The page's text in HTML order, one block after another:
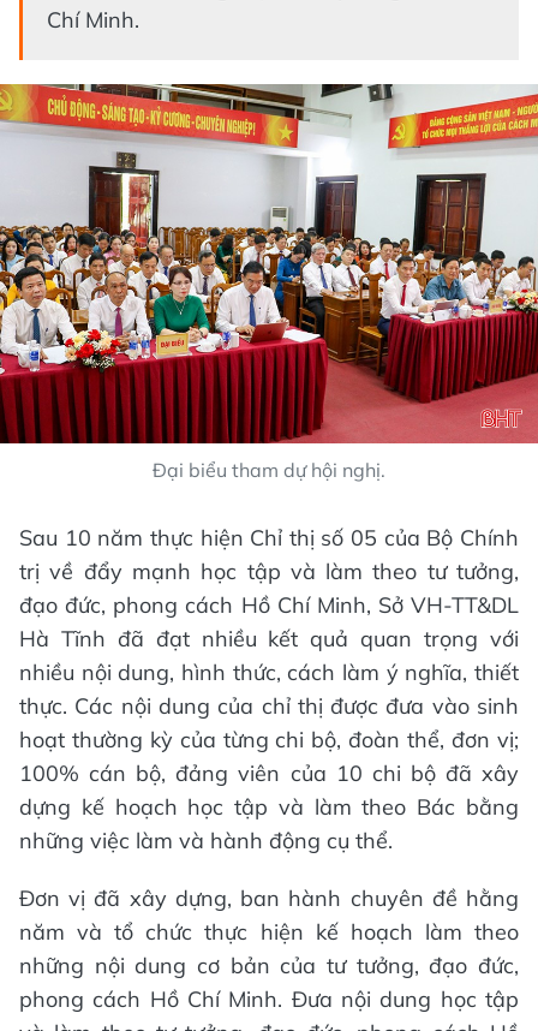
Chí Minh.
Đại biểu tham dự hội nghị.
Sau 10 năm thực hiện Chỉ thị số 05 của Bộ Chính
trị về đẩy mạnh học tập và làm theo tư tưởng,
đạo đức, phong cách Hồ Chí Minh, Sở VH-TT&DL
Hà Tĩnh đã đạt nhiều kết quả quan trọng với
nhiều nội dung, hình thức, cách làm ý nghĩa, thiết
thực. Các nội dung của chỉ thị được đưa vào sinh
hoạt thường kỳ của từng chi bộ, đoàn thể, đơn vị;
100% cán bộ, đảng viên của 10 chi bộ đã xây
dựng kế hoạch học tập và làm theo Bác bằng
những việc làm và hành động cụ thể.
Đơn vị đã xây dựng, ban hành chuyên đề hằng
năm và tổ chức thực hiện kế hoạch làm theo
những nội dung cơ bản của tư tưởng, đạo đức,
phong cách Hồ Chí Minh. Đưa nội dung học tập